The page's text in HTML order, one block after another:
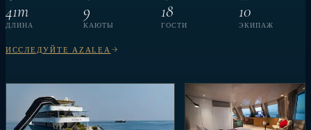
41m
ДЛИНА
9
КАЮТЫ
18
ГОСТИ
10
ЭКИПАЖ
ИССЛЕДУЙТЕ AZALEA